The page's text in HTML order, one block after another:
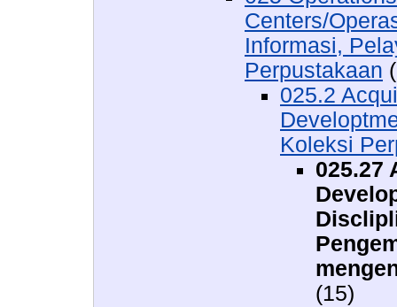
Centers/
Informasi,
Perpustakaan
025.2
Koleksi
025.27
(15)